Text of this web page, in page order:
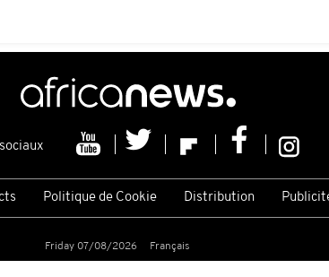
Politique de Cookie Distribution
Friday 07/08/2026